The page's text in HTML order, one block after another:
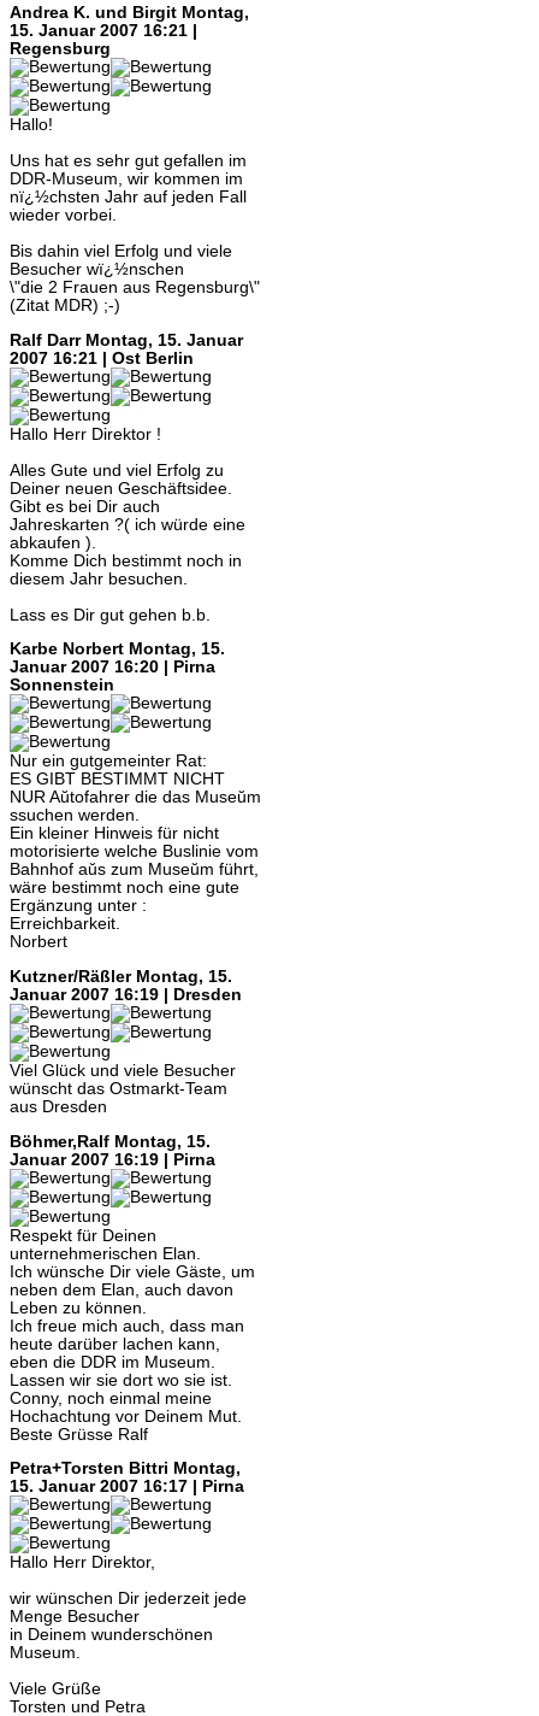
Andrea K. und Birgit Montag,
15. Januar 2007 16:21 |
Regensburg
Hallo!
Uns hat es sehr gut gefallen im
DDR-Museum, wir kommen im
nï¿½chsten Jahr auf jeden Fall
wieder vorbei.
Bis dahin viel Erfolg und viele
Besucher wï¿½nschen
\"die 2 Frauen aus Regensburg\"
(Zitat MDR) ;-)
Ralf Darr Montag, 15. Januar
2007 16:21 | Ost Berlin
Hallo Herr Direktor !
Alles Gute und viel Erfolg zu
Deiner neuen Geschäftsidee.
Gibt es bei Dir auch
Jahreskarten ?( ich würde eine
abkaufen ).
Komme Dich bestimmt noch in
diesem Jahr besuchen.
Lass es Dir gut gehen b.b.
Karbe Norbert Montag, 15.
Januar 2007 16:20 | Pirna
Sonnenstein
Nur ein gutgemeinter Rat:
ES GIBT BESTIMMT NICHT
NUR Aŭtofahrer die das Museŭm
ssuchen werden.
Ein kleiner Hinweis für nicht
motorisierte welche Buslinie vom
Bahnhof aŭs zum Museŭm führt,
wäre bestimmt noch eine gute
Ergänzung unter :
Erreichbarkeit.
Norbert
Kutzner/Räßler Montag, 15.
Januar 2007 16:19 | Dresden
Viel Glück und viele Besucher
wünscht das Ostmarkt-Team
aus Dresden
Böhmer,Ralf Montag, 15.
Januar 2007 16:19 | Pirna
Respekt für Deinen
unternehmerischen Elan.
Ich wünsche Dir viele Gäste, um
neben dem Elan, auch davon
Leben zu können.
Ich freue mich auch, dass man
heute darüber lachen kann,
eben die DDR im Museum.
Lassen wir sie dort wo sie ist.
Conny, noch einmal meine
Hochachtung vor Deinem Mut.
Beste Grüsse Ralf
Petra+Torsten Bittri Montag,
15. Januar 2007 16:17 | Pirna
Hallo Herr Direktor,
wir wünschen Dir jederzeit jede
Menge Besucher
in Deinem wunderschönen
Museum.
Viele Grüße
Torsten und Petra